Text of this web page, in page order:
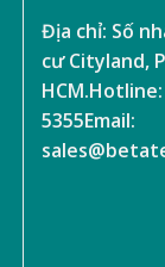
Địa chỉ: Số
cư Cityland,
HCM.Hotline:
5355Email: